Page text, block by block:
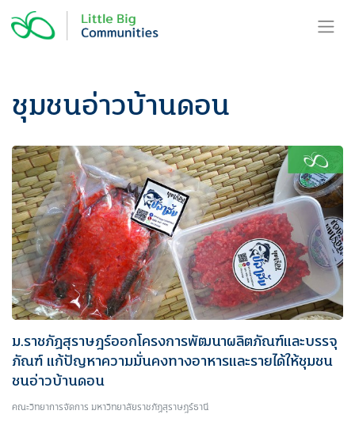
content
ชุมชนอ่าวบ้านดอน
ม.ราชภัฏสุราษฎร์ออกโครงการพัฒนาผลิตภัณฑ์และบรรจุ
ภัณฑ์ แก้ปัญหาความมั่นคงทางอาหารและรายได้ให้ชุมชน
ชนอ่าวบ้านดอน
คณะวิทยาการจัดการ มหาวิทยาลัยราชภัฏสุราษฎร์ธานี